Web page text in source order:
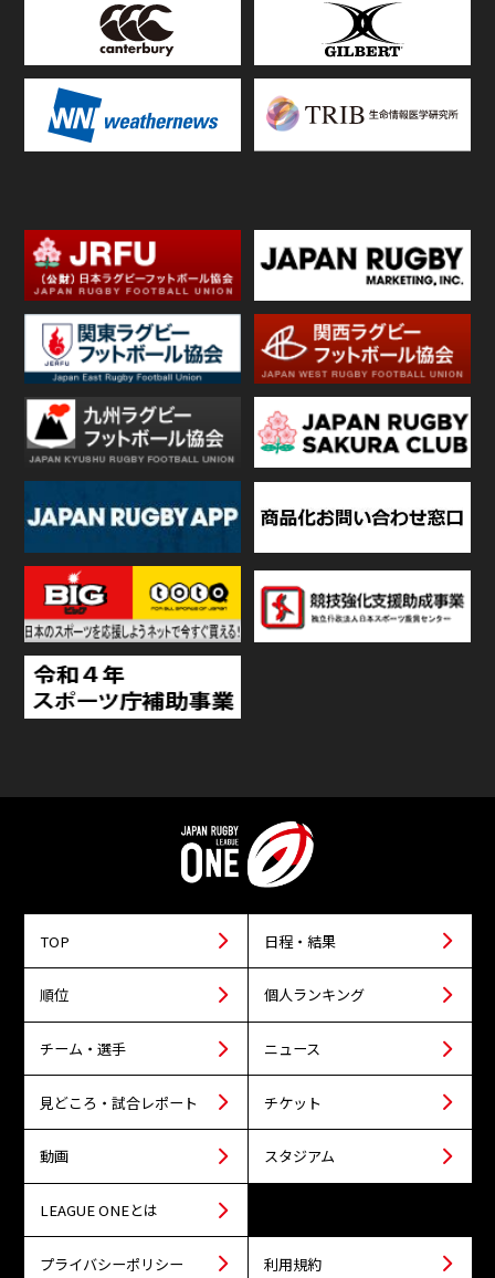
TOP 日程・結果
順位 個人ランキング
チーム・選手 ニュース
見どころ・試合レポート チケット
動画 スタジアム
LEAGUE ONEとは
プライバシーポリシー 利用規約